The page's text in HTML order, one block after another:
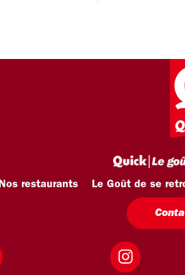
Nos restaurants Le Goût de se